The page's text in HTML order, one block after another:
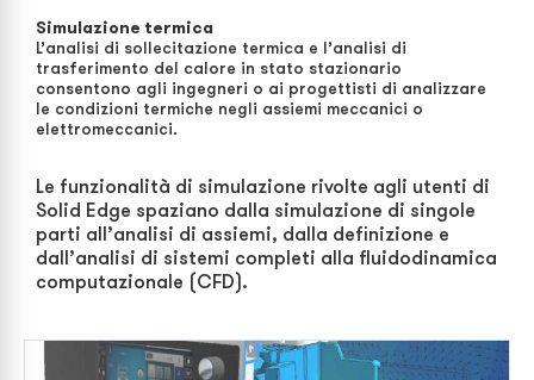
Simulazione termica
L’analisi di sollecitazione termica e l’analisi di
trasferimento del calore in stato stazionario
consentono agli ingegneri o ai progettisti di analizzare
le condizioni termiche negli assiemi meccanici o
elettromeccanici.
Le funzionalità di simulazione rivolte agli utenti di
Solid Edge spaziano dalla simulazione di singole
parti all’analisi di assiemi, dalla definizione e
dall’analisi di sistemi completi alla fluidodinamica
computazionale (CFD).